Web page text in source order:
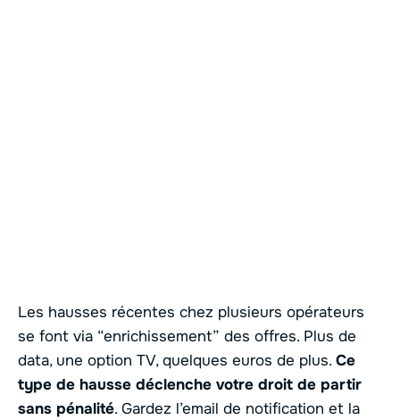
Les hausses récentes chez plusieurs opérateurs
se font via “enrichissement” des offres. Plus de
data, une option TV, quelques euros de plus. Ce
type de hausse déclenche votre droit de partir
sans pénalité. Gardez l’email de notification et la